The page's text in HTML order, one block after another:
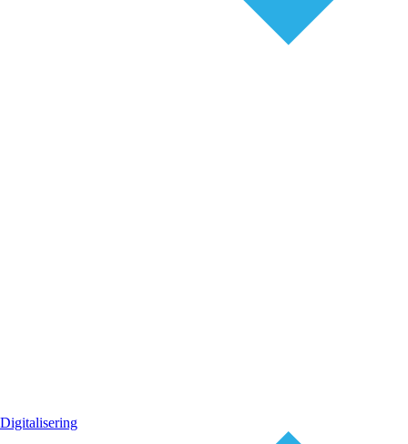
Digitalisering